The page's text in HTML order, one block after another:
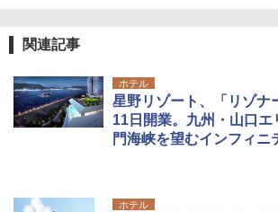
関連記事
ホテル
星野リゾート、「リゾナ
11日開業。九州・山口エ
門海峡を望むインフィニ
ホテル